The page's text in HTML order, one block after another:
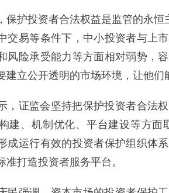
护投资者合法权益是监管的永恒
交易等条件下，中小投资者与上
风险承受能力等方面相对弱势，
建立公开透明的市场环境，让他
证监会坚持把保护投资者合法权
建、机制优化、平台建设等方
成运行有效的投资者保护组织体
准打造投资者服务平台。